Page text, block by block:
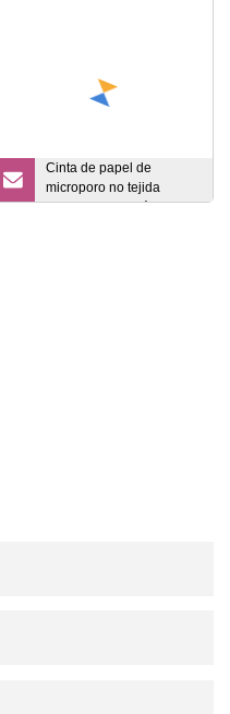
Cinta de papel de
microporo no tejida
desechable quirúrgica